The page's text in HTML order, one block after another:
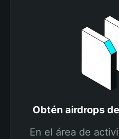
Obtén airdrops
En el área de